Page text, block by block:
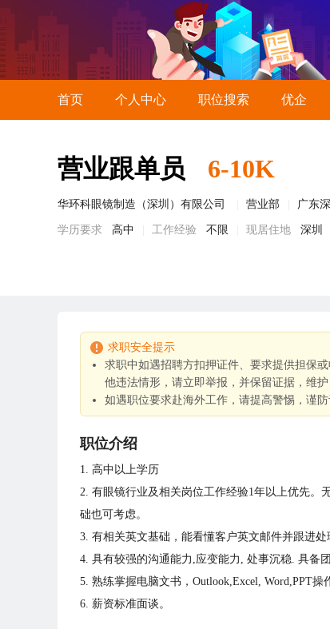
首页 个人中心 职位搜索 优企
营业跟单员 6-10K
华环科眼镜制造（深圳）有限公司 营业部 广东
学历要求 高中 工作经验 不限 现居住地 深圳
求职安全提示
求职中如遇招聘方扣押证件、要求提供担保
他违法情形，请立即举报，并保留证据，维护
如遇职位要求赴海外工作，请提高警惕，谨防
职位介绍
1. 高中以上学历
2. 有眼镜行业及相关岗位工作经验1年以上优先。
础也可考虑。
3. 有相关英文基础，能看懂客户英文邮件并跟进处
4. 具有较强的沟通能力,应变能力, 处事沉稳. 具备
5. 熟练掌握电脑文书，Outlook,Excel, Word,PPT操
6. 薪资标准面谈。